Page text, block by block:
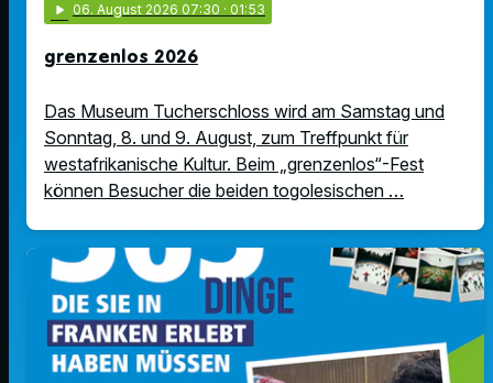
play_arrow 06. August 2026 07:30 · 01:53
grenzenlos 2026
Das Museum Tucherschloss wird am Samstag und
Sonntag, 8. und 9. August, zum Treffpunkt für
westafrikanische Kultur. Beim „grenzenlos“-Fest
können Besucher die beiden togolesischen …